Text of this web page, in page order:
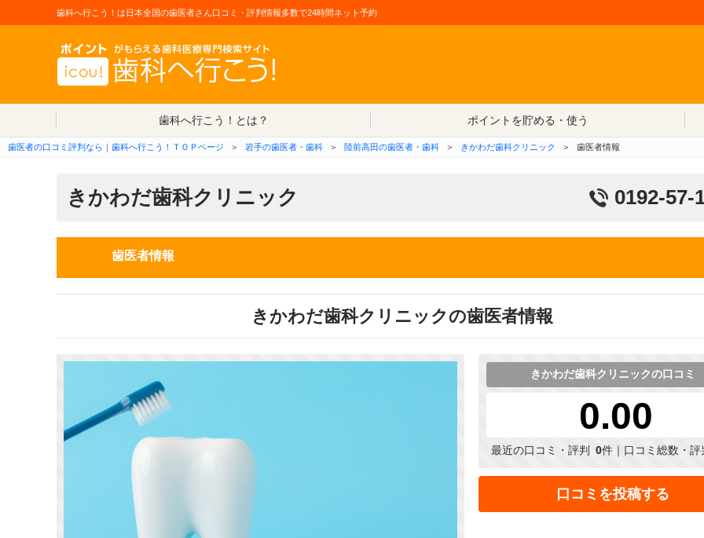
歯科へ行こう！は日本全国の歯医者さん口コミ・評判情報多数で24時間ネット予約
歯科へ行こう！とは？
ポイントを貯める・使う
歯医者の口コミ評判なら｜歯科へ行こう！ＴＯＰページ ＞ 岩手の歯医者・歯科 ＞ 陸前高田の歯医者・歯科 ＞ きかわだ歯科クリニック ＞ 歯医者情報
きかわだ歯科クリニック 0192-57-
歯医者情報
きかわだ歯科クリニックの歯医者情報
きかわだ歯科クリニックの口コミ
0.00
最近の口コミ・評判 0件｜口コミ総数・評
口コミを投稿する